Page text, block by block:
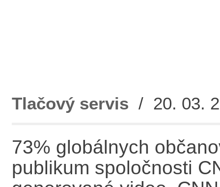
Tlačový servis / 20. 03.
73% globálnych
publikum spoločnosti